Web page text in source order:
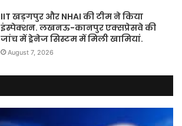
IIT खड़गपुर और NHAI की टीम ने किया
इंस्पेक्शन. लखनऊ-कानपुर एक्सप्रेसवे की
जांच में ड्रेनेज सिस्टम में मिली खामियां.
August 7, 2026